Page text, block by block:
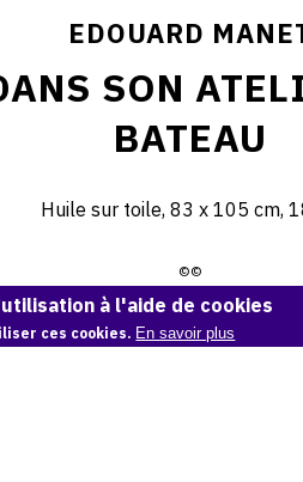
EDOUARD
SON
BATEAU
Huile sur toile, 83 x 105 cm,
©©
Demande d'information
à l'aide de cookies
ces cookies. En savoir plus